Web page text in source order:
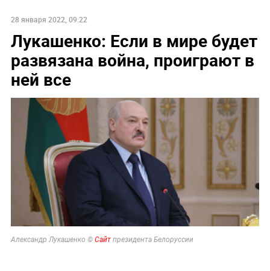
28 января 2022, 09:22
Лукашенко: Если в мире будет
развязана война, проиграют в
ней все
Александр Лукашенко © Сайтпрезидента Белоруссии